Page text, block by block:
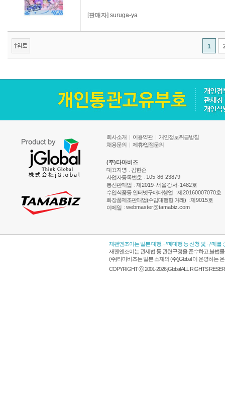
[판매자] suruga-ya
1
회사소개 | 이용약관 | 개인정보취급방침
채용문의 | 제휴/입점문의
(주)타마비즈
대표자명 : 김현준
사업자등록번호 : 105-86-23879
통신판매업 :제2019-서울강서-1482호
수입식품등 인터넷구매대행업 :제20160007070호
화장품제조판매업(수입대행형 거래) :제9015호
이메일 :webmaster@tamabiz.com
재팬엔조이는 일본 대행,구매대행 등 신청 및 구매
재팬엔조이는 관세법 등 관련규정을 준수하고,불법
(주)타마비즈는 일본 소재의 (주)jGlobal 이 운영하는
COPYRIGHT ⓒ 2001-2026 jGlobal ALL RIGHTS